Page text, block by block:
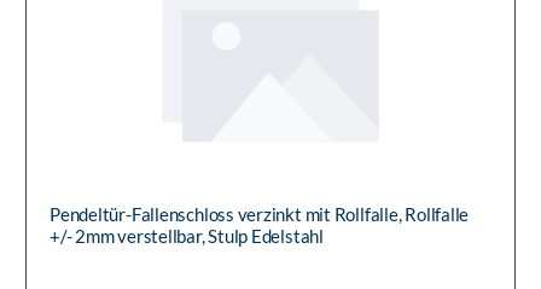
Pendeltür-Fallenschloss verzinkt mit Rollfalle, Rollfalle
+/- 2mm verstellbar, Stulp Edelstahl